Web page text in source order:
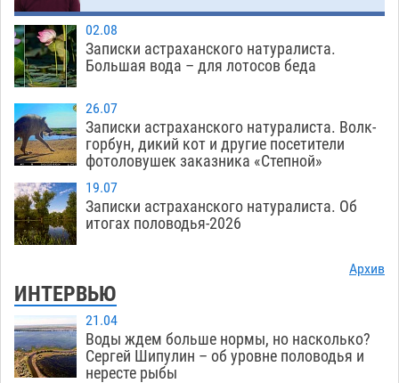
02.08
Записки астраханского натуралиста.
Большая вода – для лотосов беда
26.07
Записки астраханского натуралиста. Волк-
горбун, дикий кот и другие посетители
фотоловушек заказника «Степной»
19.07
Записки астраханского натуралиста. Об
итогах половодья-2026
Архив
ИНТЕРВЬЮ
21.04
Воды ждем больше нормы, но насколько?
Сергей Шипулин – об уровне половодья и
нересте рыбы